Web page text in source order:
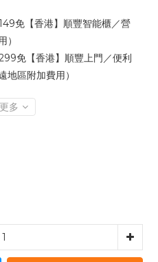
免【香港】順豐智能櫃／營
免【香港】順豐上門／便利
地區附加費用）
多